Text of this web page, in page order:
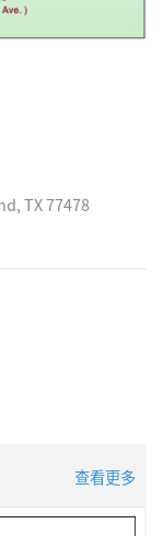
TX 77478
查看更多